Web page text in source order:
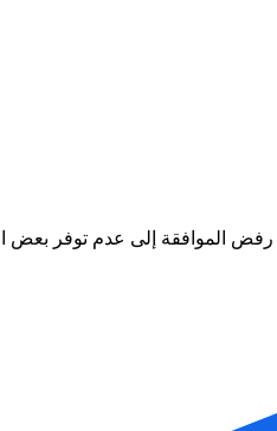
الموافقة إلى عدم توفر